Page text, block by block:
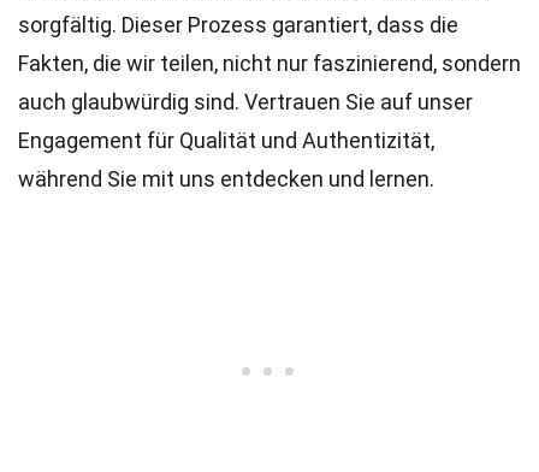
sorgfältig. Dieser Prozess garantiert, dass die
Fakten, die wir teilen, nicht nur faszinierend, sondern
auch glaubwürdig sind. Vertrauen Sie auf unser
Engagement für Qualität und Authentizität,
während Sie mit uns entdecken und lernen.